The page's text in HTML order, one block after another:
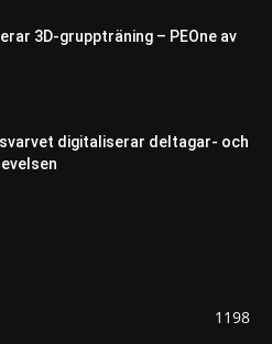
3D-gruppträning – PEOne av
digitaliserar deltagar- och
1198